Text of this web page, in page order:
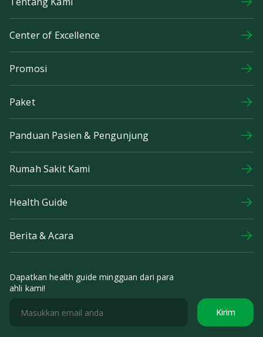
Center of Excellence
Promosi
Paket
Panduan Pasien & Pengunjung
Rumah Sakit Kami
Health Guide
Berita & Acara
Dapatkan health guide mingguan dari para
ahli kami!
Kirim